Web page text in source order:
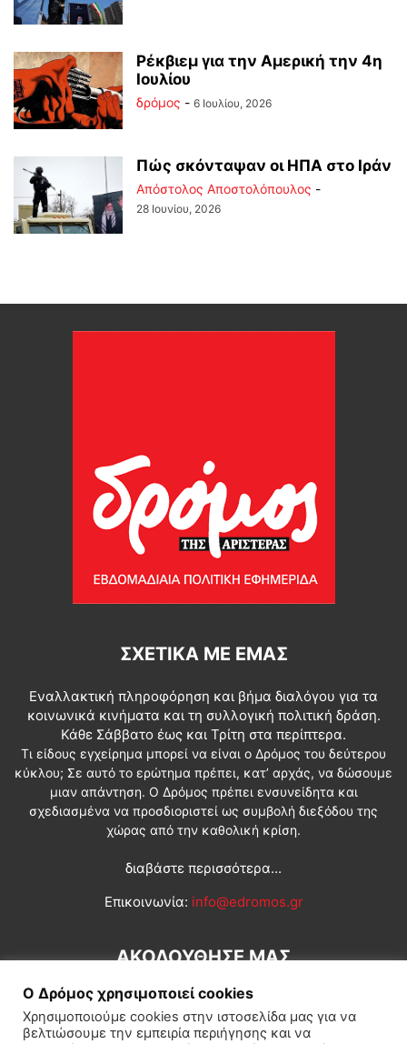
Ρέκβιεμ για την Αμερική την 4η
Ιουλίου
δρόμος - 6 Ιουλίου, 2026
Πώς σκόνταψαν οι ΗΠΑ στο Ιράν
Απόστολος Αποστολόπουλος -
28 Ιουνίου, 2026
ΣΧΕΤΙΚΆ ΜΕ ΕΜΆΣ
Εναλλακτική πληροφόρηση και βήμα διαλόγου για τα
κοινωνικά κινήματα και τη συλλογική πολιτική δράση.
Κάθε Σάββατο έως και Τρίτη στα περίπτερα.
Τι είδους εγχείρημα μπορεί να είναι ο Δρόμος του δεύτερου
κύκλου; Σε αυτό το ερώτημα πρέπει, κατ’ αρχάς, να δώσουμε
μιαν απάντηση. Ο Δρόμος πρέπει ενσυνείδητα και
σχεδιασμένα να προσδιοριστεί ως συμβολή διεξόδου της
χώρας από την καθολική κρίση.
διαβάστε περισσότερα...
Επικοινωνία: info@edromos.gr
ΑΚΟΛΟΥΘΗΣΕ ΜΑΣ
Ο Δρόμος χρησιμοποιεί cookies
Χρησιμοποιούμε cookies στην ιστοσελίδα μας για να
βελτιώσουμε την εμπειρία περιήγησης και να